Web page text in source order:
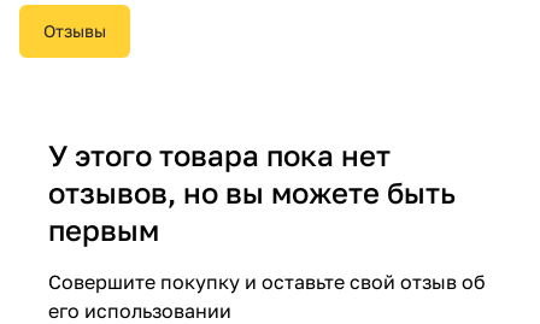
Отзывы
У этого товара пока нет
отзывов, но вы можете быть
первым
Совершите покупку и оставьте свой отзыв об
его использовании